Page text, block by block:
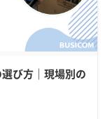
び方｜現場別の